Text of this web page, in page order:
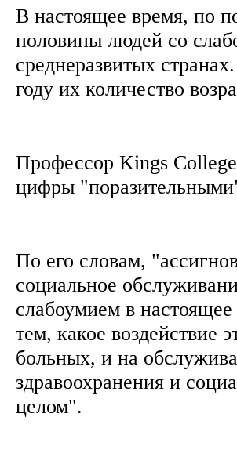
В настоящее время, по
половины людей со
среднеразвитых
году их количество
Профессор Kings
цифры
По его словам,
социальное
слабоумием в
тем, какое воздействие
больных, и на
здравоохранения и
целом".